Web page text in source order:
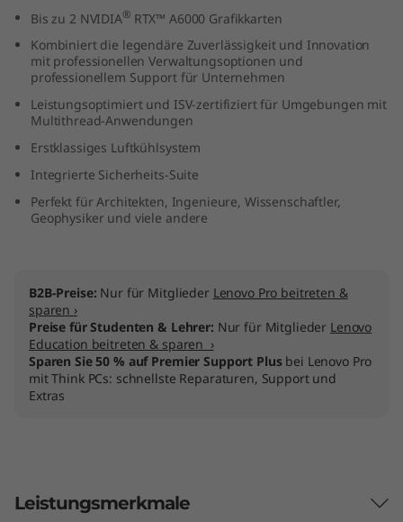
Bis zu 2 NVIDIA® RTX™ A6000 Grafikkarten
Kombiniert die legendäre Zuverlässigkeit und Innovation
mit professionellen Verwaltungsoptionen und
professionellem Support für Unternehmen
Leistungsoptimiert und ISV-zertifiziert für Umgebungen mit
Multithread-Anwendungen
Erstklassiges Luftkühlsystem
Integrierte Sicherheits-Suite
Perfekt für Architekten, Ingenieure, Wissenschaftler,
Geophysiker und viele andere
B2B-Preise: Nur für Mitglieder Lenovo Pro beitreten &
sparen ›
Preise für Studenten & Lehrer: Nur für Mitglieder Lenovo
Education beitreten & sparen ›
Sparen Sie 50 % auf Premier Support Plusbei Lenovo Pro
mit Think PCs: schnellste Reparaturen, Support und
Extras
Leistungsmerkmale